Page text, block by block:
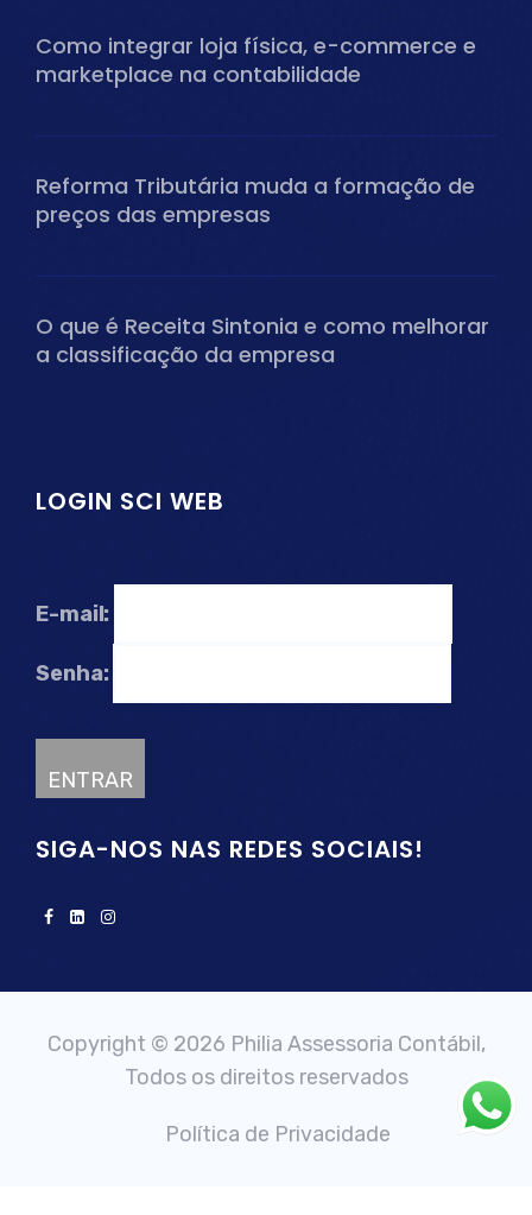
Como integrar loja física, e-commerce e
marketplace na contabilidade
Reforma Tributária muda a formação de
preços das empresas
O que é Receita Sintonia e como melhorar
a classificação da empresa
LOGIN SCI WEB
E-mail:
Senha:
SIGA-NOS NAS REDES SOCIAIS!
Copyright © 2026 Philia Assessoria Contábil,
Todos os direitos reservados
Política de Privacidade